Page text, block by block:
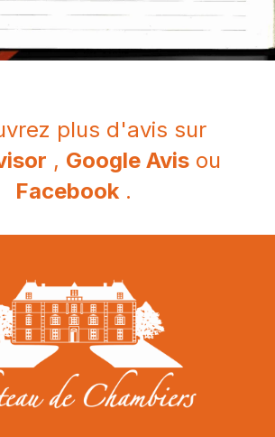
plus d'avis sur
, Google Avis ou
Facebook.